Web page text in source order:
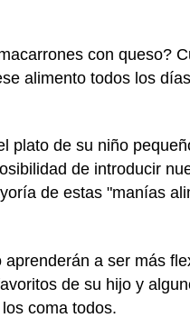
con queso?
alimento todos los
plato de su niño
de introducir
de estas "manías
a ser más
de su hijo y
coma todos.